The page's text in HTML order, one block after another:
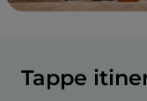
Tappe